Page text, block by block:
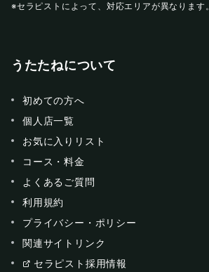
※セラピストによって、対応エリアが異なります。
うたたねについて
初めての方へ
個人店一覧
お気に入りリスト
コース・料金
よくあるご質問
利用規約
プライバシー・ポリシー
関連サイトリンク
セラピスト採用情報